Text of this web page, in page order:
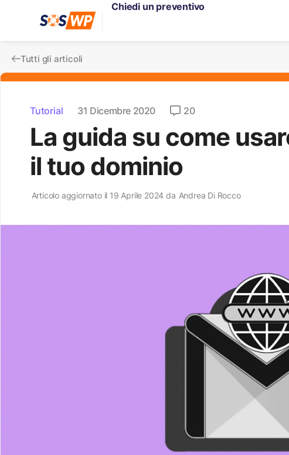
Chiedi un preventivo
Tutti gli articoli
Tutorial 31 Dicembre 2020 20
La guida su come
il tuo dominio
Articolo aggiornato il 19 Aprile 2024 da Andrea Di Rocco